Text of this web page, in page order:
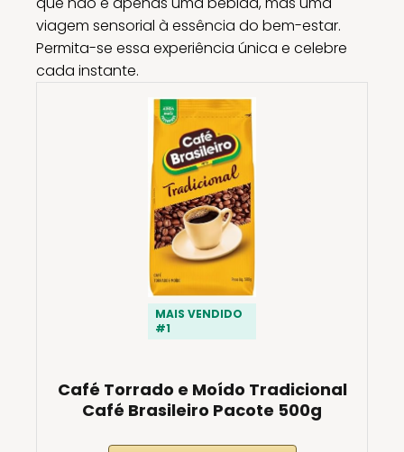
viagem sensorial à essência do bem-estar.
Permita-se essa experiência única e celebre
cada instante.
MAIS VENDIDO
#1
Café Torrado e Moído Tradicional
Café Brasileiro Pacote 500g